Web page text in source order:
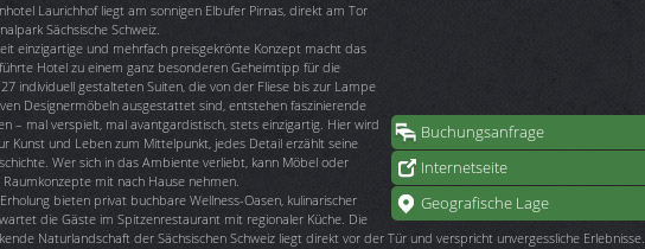
Buchungsanfrage
Internetseite
Geografische Lage
Laurichhof liegt am sonnigen Elbufer Pirnas, direkt am Tor
Sächsische Schweiz.
einzigartige und mehrfach preisgekrönte Konzept macht das
Hotel zu einem ganz besonderen Geheimtipp für die
individuell gestalteten Suiten, die von der Fliese bis zur Lampe
Designermöbeln ausgestattet sind, entstehen faszinierende
– mal verspielt, mal avantgardistisch, stets einzigartig. Hier wird
Kunst und Leben zum Mittelpunkt, jedes Detail erzählt seine
Wer sich in das Ambiente verliebt, kann Möbel oder
mit nach Hause nehmen.
bieten privat buchbare Wellness-Oasen, kulinarischer
die Gäste im Spitzenrestaurant mit regionaler Küche. Die
Naturlandschaft der Sächsischen Schweiz liegt direkt vor der Tür und verspricht unvergessliche Erlebnisse.